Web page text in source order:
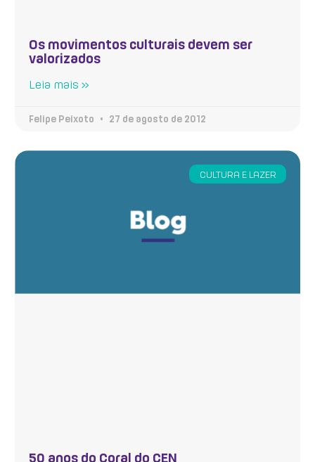
Os movimentos culturais devem ser
valorizados
Leia mais »
Felipe Peixoto 27 de agosto de 2012
CULTURA E LAZER
50 anos do Coral do CEN